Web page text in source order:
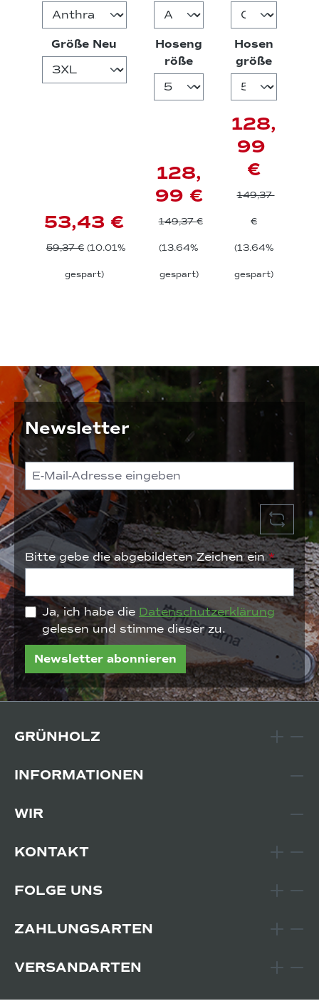
Softshellwe
ste
Größe Neu auswählen
53,43 €
59,37 € (10.01%
gespart)
Arbeit
shose
Hoseng
rößeauswählen
128,
99 €
149,37 €
(13.64%
gespart)
Arbeit
shose
Hosen
größe
128,
99
€
149,37
€
(13.64%
gespart)
Newsletter
Bitte gebe die abgebildeten Zeichen ein*
Ja, ich habe die Datenschutzerklärung
gelesen und stimme dieser zu.
Newsletter abonnieren
GRÜNHOLZ
INFORMATIONEN
WIR
KONTAKT
FOLGE UNS
ZAHLUNGSARTEN
VERSANDARTEN